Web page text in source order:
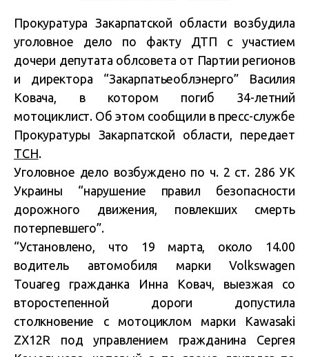
Прокуратура Закарпатской области возбудила
уголовное дело по факту ДТП с участием
дочери депутата облсовета от Партии регионов
и директора “Закарпатьеоблэнерго” Василия
Ковача, в котором погиб 34-летний
мотоциклист. Об этом сообщили в пресс-службе
Прокуратуры Закарпатской области, передает
ТСН.
Уголовное дело возбуждено по ч. 2 ст. 286 УК
Украины “нарушение правил безопасности
дорожного движения, повлекших смерть
потерпевшего”.
“Установлено, что 19 марта, около 14.00
водитель автомобиля марки Volkswagen
Touareg гражданка Инна Ковач, выезжая со
второстепенной дороги допустила
столкновение с мотоциклом марки Kawasaki
ZX12R под управлением гражданина Сергея